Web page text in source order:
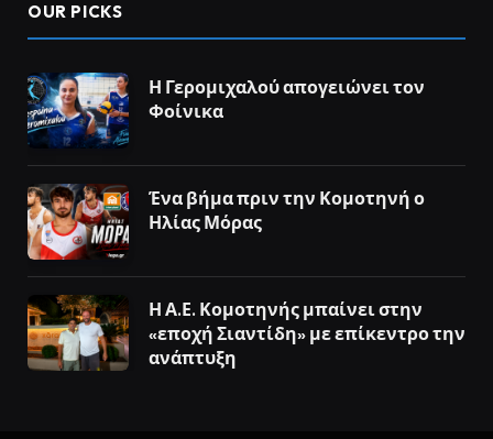
OUR PICKS
Η Γερομιχαλού απογειώνει τον
Φοίνικα
Ένα βήμα πριν την Κομοτηνή ο
Ηλίας Μόρας
Η Α.Ε. Κομοτηνής μπαίνει στην
«εποχή Σιαντίδη» με επίκεντρο την
ανάπτυξη